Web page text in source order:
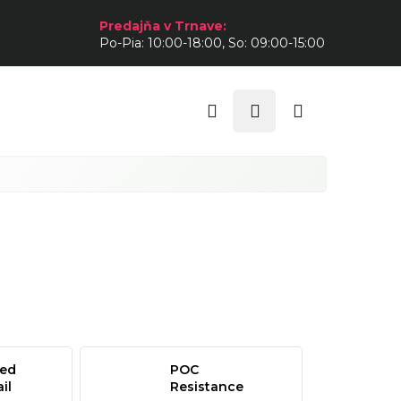
Predajňa v Trnave:
Po-Pia: 10:00-18:00, So: 09:00-15:00
Hľadať Prihlásenie
POC
Resistance